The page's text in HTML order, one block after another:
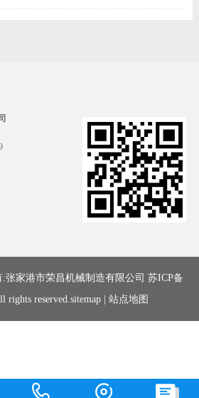
张家港市荣昌机械制造有限公司 苏ICP备
rights reserved. sitemap| 站点地图